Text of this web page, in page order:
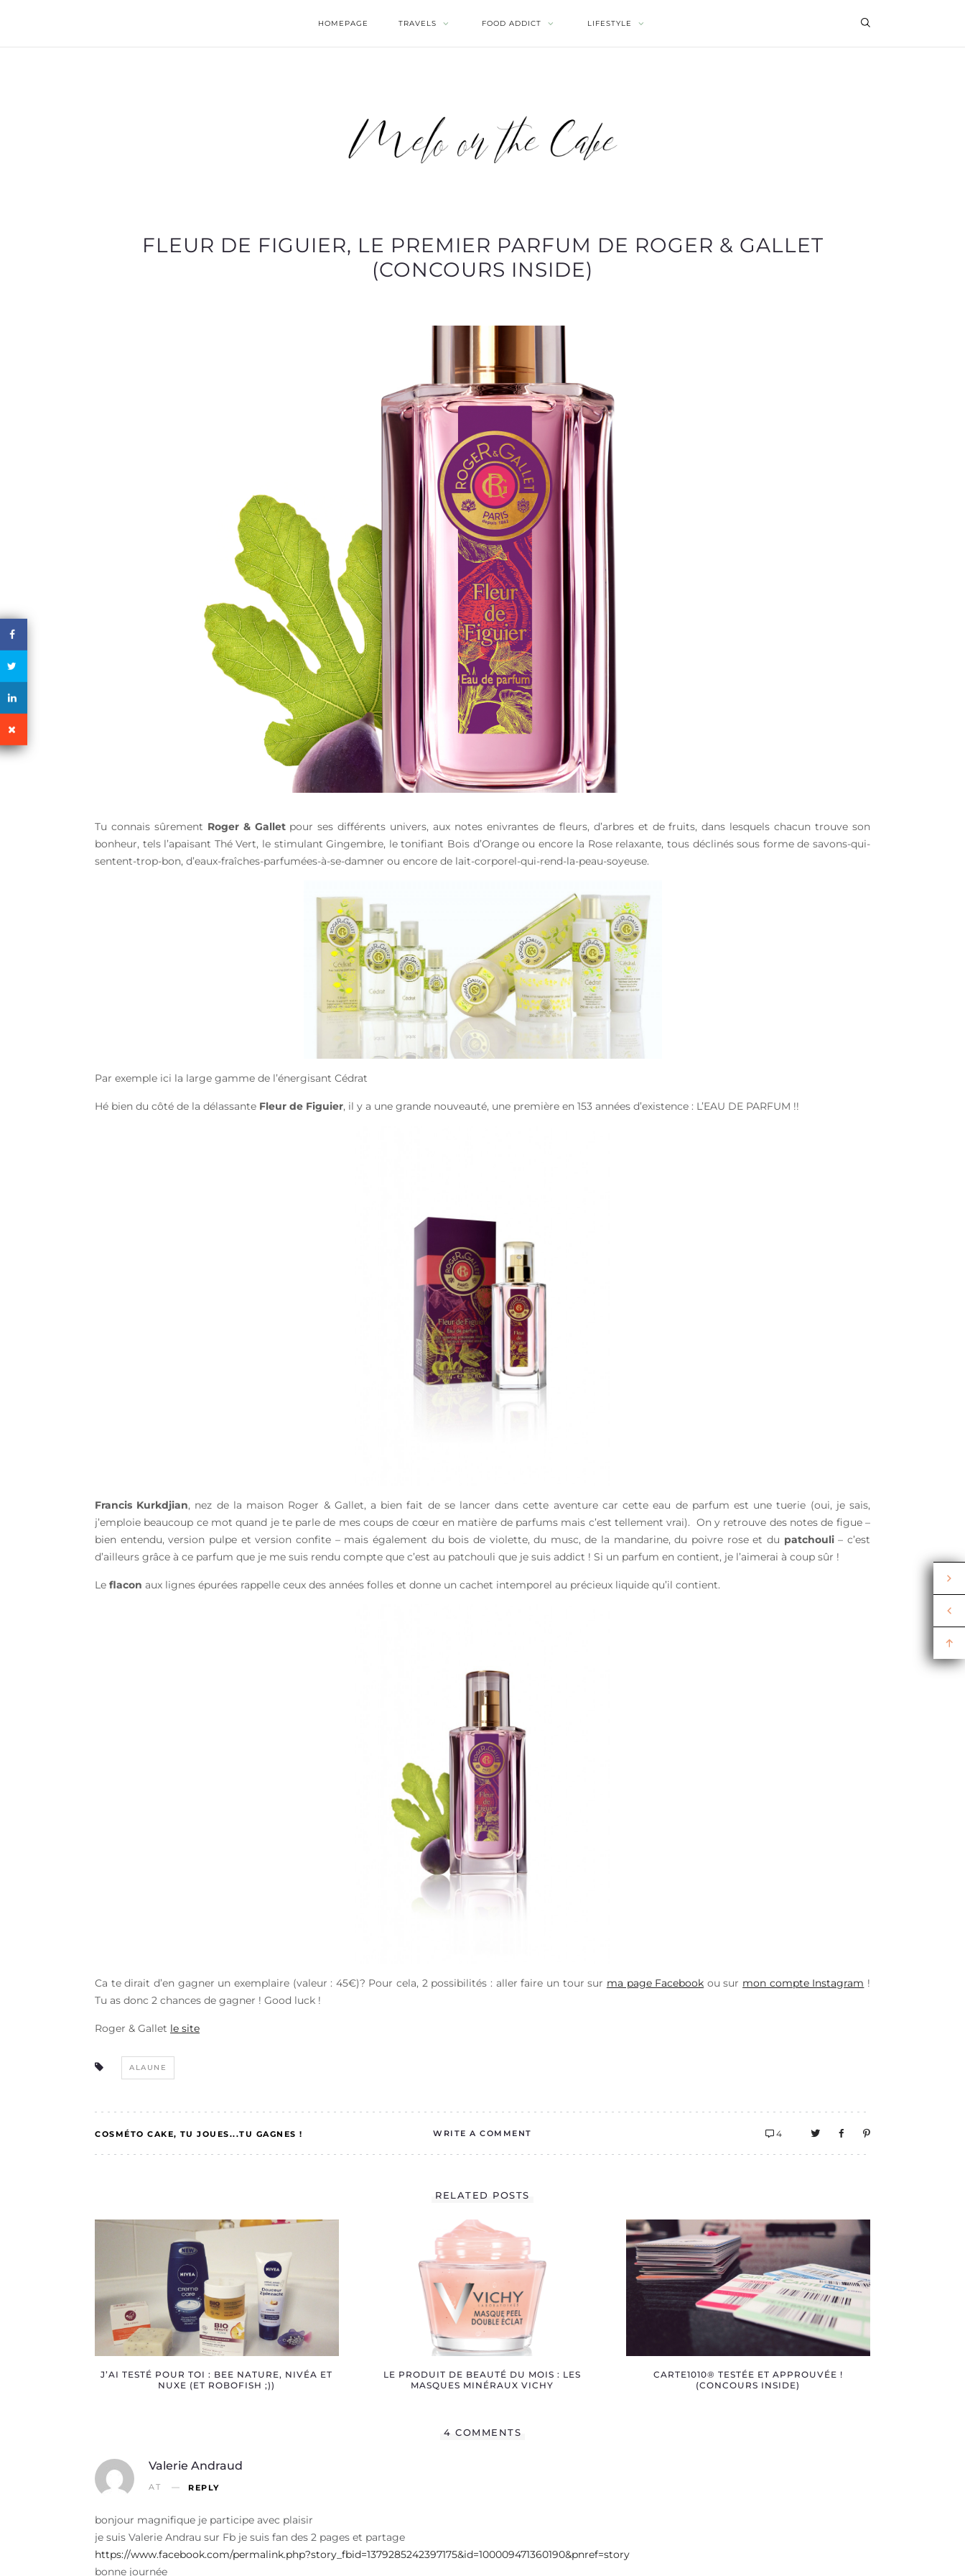
HOMEPAGE TRAVELS FOOD ADDICT LIFESTYLE
FLEUR DE FIGUIER, LE PREMIER PARFUM DE ROGER & GALLET
(CONCOURS INSIDE)
Tu connais sûrement Roger & Galletpour ses différents univers, aux notes enivrantes de fleurs, d’arbres et de fruits, dans lesquels chacun trouve son
bonheur, tels l’apaisant Thé Vert, le stimulant Gingembre, le tonifiant Bois d’Orange ou encore la Rose relaxante, tous déclinés sous forme de savons-qui-
sentent-trop-bon, d’eaux-fraîches-parfumées-à-se-damner ou encore de lait-corporel-qui-rend-la-peau-soyeuse.
Par exemple ici la large gamme de l’énergisant Cédrat
Hé bien du côté de la délassante Fleur de Figuier, il y a une grande nouveauté, une première en 153 années d’existence : L’EAU DE PARFUM !!
Francis Kurkdjian, nez de la maison Roger & Gallet, a bien fait de se lancer dans cette aventure car cette eau de parfum est une tuerie (oui, je sais,
j’emploie beaucoup ce mot quand je te parle de mes coups de cœur en matière de parfums mais c’est tellement vrai). On y retrouve des notes de figue –
bien entendu, version pulpe et version confite – mais également du bois de violette, du musc, de la mandarine, du poivre rose et du patchouli– c’est
d’ailleurs grâce à ce parfum que je me suis rendu compte que c’est au patchouli que je suis addict ! Si un parfum en contient, je l’aimerai à coup sûr !
Le flacon aux lignes épurées rappelle ceux des années folles et donne un cachet intemporel au précieux liquide qu’il contient.
Ca te dirait d’en gagner un exemplaire (valeur : 45€)? Pour cela, 2 possibilités : aller faire un tour sur ma page Facebook ou sur mon compte Instagram !
Tu as donc 2 chances de gagner ! Good luck !
Roger & Gallet le site
ALAUNE
COSMÉTO CAKE TU JOUES...TU GAGNES ! WRITE A COMMENT 4
RELATED POSTS
J’AI TESTÉ POUR TOI : BEE NATURE, NIVÉA ET
NUXE (ET ROBOFISH ;))
LE PRODUIT DE BEAUTÉ DU MOIS : LES
MASQUES MINÉRAUX VICHY
CARTE1010® TESTÉE ET APPROUVÉE !
(CONCOURS INSIDE)
4 COMMENTS
Valerie Andraud
AT REPLY
bonjour magnifique je participe avec plaisir
je suis Valerie Andrau sur Fb je suis fan des 2 pages et partage
https://www.facebook.com/permalink.php?story_fbid=1379285242397175&id=100009471360190&pnref=story
bonne journée